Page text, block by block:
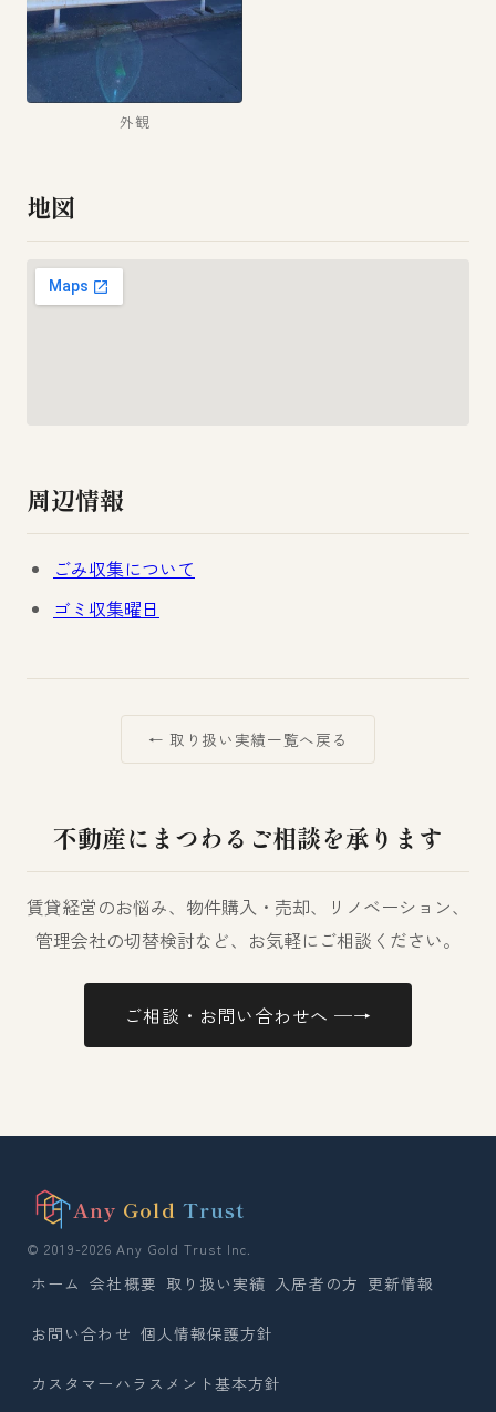
外観
地図
周辺情報
ごみ収集について
ゴミ収集曜日
← 取り扱い実績一覧へ戻る
不動産にまつわるご相談を承ります
賃貸経営のお悩み、物件購入・売却、リノベーション、
管理会社の切替検討など、お気軽にご相談ください。
ご相談・お問い合わせへ ─→
Any Gold Trust
© 2019-2026 Any Gold Trust Inc.
ホーム 会社概要 取り扱い実績 入居者の方 更新情報
お問い合わせ 個人情報保護方針
カスタマーハラスメント基本方針